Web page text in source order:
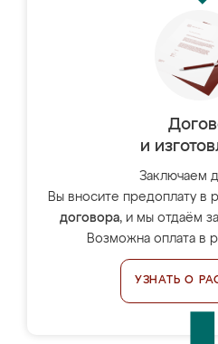
и
Заключаем
Вы вносите предоплату в
договора, и мы отдаём
Возможна оплата в
УЗНАТЬ О